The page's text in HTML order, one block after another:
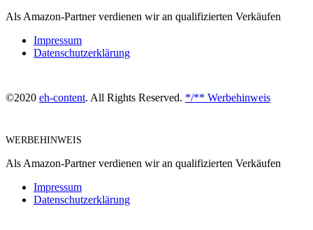
Als Amazon-Partner verdienen wir an qualifizierten Verkäufen
Impressum
Datenschutzerklärung
©2020 eh-content. All Rights Reserved. */** Werbehinweis
WERBEHINWEIS
Als Amazon-Partner verdienen wir an qualifizierten Verkäufen
Impressum
Datenschutzerklärung